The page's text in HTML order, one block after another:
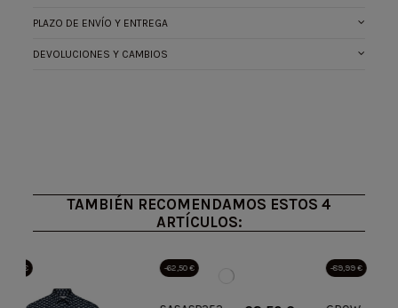
PLAZO DE ENVÍO Y ENTREGA
DEVOLUCIONES Y CAMBIOS
TAMBIÉN RECOMENDAMOS ESTOS 4
ARTÍCULOS: